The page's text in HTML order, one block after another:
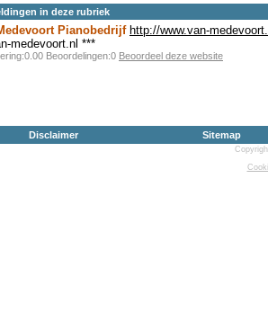
in deze rubriek
Pianobedrijf http://www.van-
medevoort.nl ***
Beoordelingen:0 Beoordeel deze website
Disclaimer Sitemap